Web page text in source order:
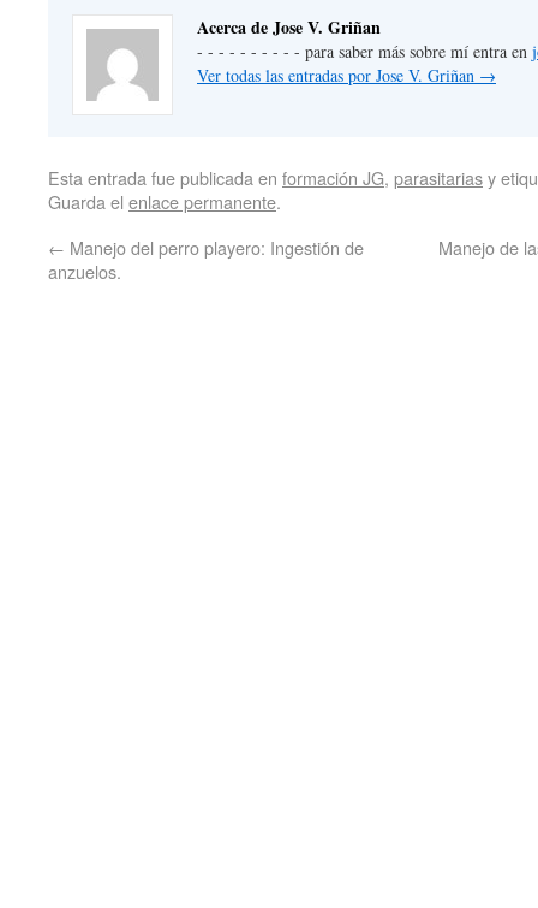
Acerca de Jose V. Griñan
- - - - - - - - - - para saber más sobre mí entra en
Ver todas las entradas por Jose V. Griñan →
Esta entrada fue publicada en formación JG, parasitariasy
Guarda el enlace permanente.
← Manejo del perro playero: Ingestión de
anzuelos.
Manejo de